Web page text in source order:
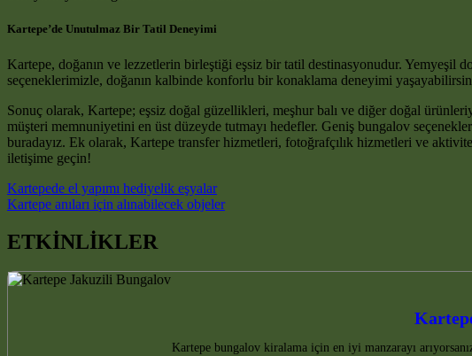
Kartepe’de Unutulmaz Bir Tatil Deneyimi
Kartepe, doğanın ve lezzetlerin birleştiği eşsiz bir tatil destinasyonudur. Yemyeşil
seçeneklerimizle, doğanın kalbinde konforlu bir konaklama deneyimi
Sonuç olarak, Kartepe; eşsiz doğal güzellikleri, meşhur balı ve diğer doğal
müşteri memnuniyetini en üst düzeyde tutmayı hedefler. Geniş bungalov
buradayız. Ek olarak, Kartepe transfer hizmetleri, fotoğrafçılık hizmetleri ve
iletişime geçin!
Post navigation
Kartepede el yapımı hediyelik eşyalar
Kartepe anıları için alınabilecek objeler
ETKİNLİKLER
Kartepe bungalov kiralama için en iyi manzarayı